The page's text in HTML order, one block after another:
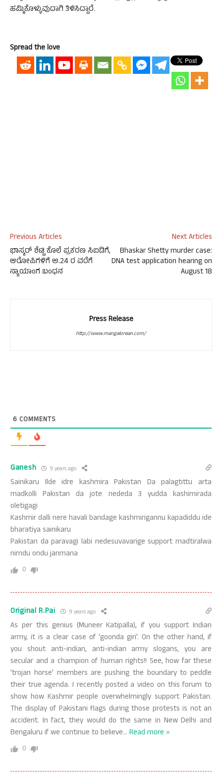
ಹಮ್ಮಿಕೊಳ್ಳುವುದಾಗಿ ತಿಳಿಸಿದ್ದಾರೆ.
Spread the love
Previous Articles
ಭಾಸ್ಕರ್ ಶೆಟ್ಟಿ ಕೊಲೆ ಪ್ರಕರಣ ಸಿಐಡಿಗೆ,
ಆರೋಪಿಗಳಿಗೆ ಅ.24 ರ ವರೆಗೆ
ನ್ಯಾಯಾಂಗ ಬಂಧನ
Next Articles
Bhaskar Shetty murder case:
DNA test application hearing on
August 18
Press Release
http://www.mangalorean.com/
6 COMMENTS
Ganesh 9 years ago
Sainikaru Ilde idre kashmira Pakistan Da palagtittu arta
madkolli Pakistan da jote nededa 3 yudda kashimirada
oletigagi
Kashmir dalli nere havali bandage kashmirigannu kapadiddu ide
bharatiya sainikaru
Pakistan da paravagi labi nedesuvavarige support madtiralwa
nimdu ondu janmana
0
Original R.Pai 9 years ago
As per this genius (Muneer Katipalla), if you support Indian
army, it is a clear case of ‘goonda giri’. On the other hand, if
you shout anti-indian, anti-indian army slogans, you are
secular and a champion of human rights!! See, how far these
‘trojan horse’ members are pushing the boundary to peddle
their true agenda. I recently posted a video on this forum to
show how Kashmir people overwhelmingly support Pakistan.
The display of Pakistani flags during those protests is not an
accident. In fact, they would do the same in New Delhi and
Bengaluru if we continue to believe… Read more »
0